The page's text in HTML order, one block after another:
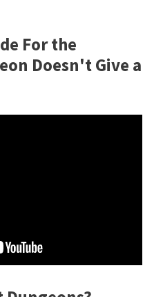
For the
Doesn't Give a